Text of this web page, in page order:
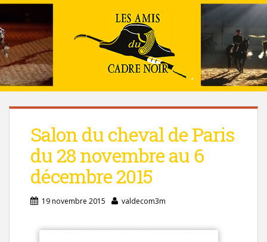
Salon du cheval de Paris
du 28 novembre au 6
décembre 2015
19 novembre 2015 valdecom3m